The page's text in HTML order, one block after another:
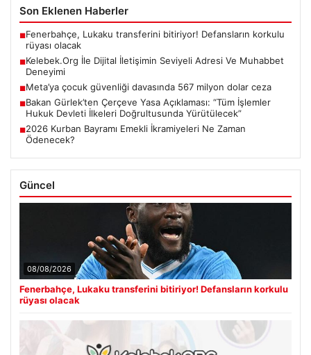
Son Eklenen Haberler
■Fenerbahçe, Lukaku transferini bitiriyor! Defansların korkulu
rüyası olacak
■Kelebek.Org İle Dijital İletişimin Seviyeli Adresi Ve Muhabbet
Deneyimi
■Meta’ya çocuk güvenliği davasında 567 milyon dolar ceza
■Bakan Gürlek’ten Çerçeve Yasa Açıklaması: “Tüm İşlemler
Hukuk Devleti İlkeleri Doğrultusunda Yürütülecek”
■2026 Kurban Bayramı Emekli İkramiyeleri Ne Zaman
Ödenecek?
Güncel
08/08/2026
Fenerbahçe, Lukaku transferini bitiriyor! Defansların korkulu
rüyası olacak